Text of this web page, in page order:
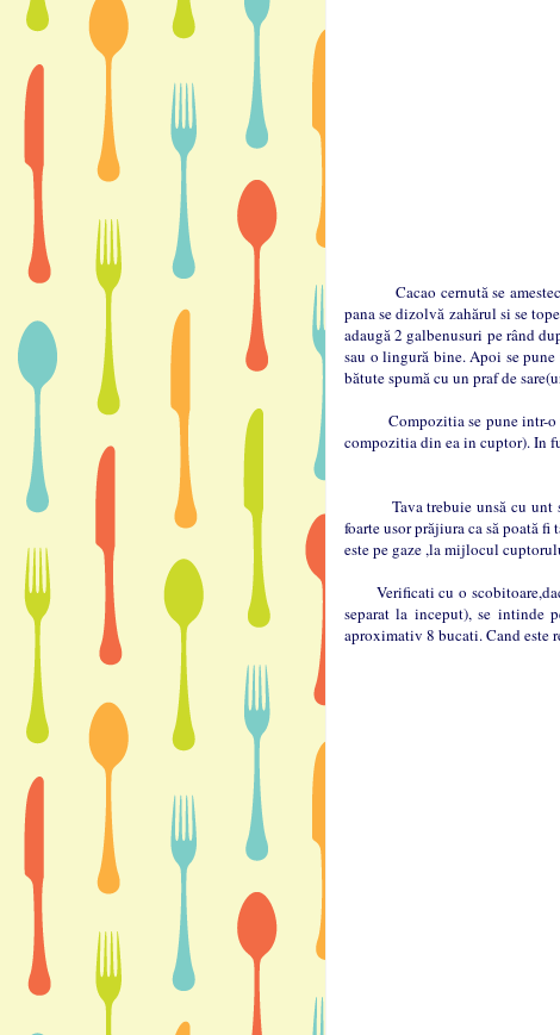
Cacao cernută se amestecă
pana se dizolvă zahărul si se
adaugă 2 galbenusuri pe rând
sau o lingură bine. Apoi se
bătute spumă cu un praf de
Compozitia se pune intr-o
compozitia din ea in cuptor). In
Tava trebuie unsă cu unt
foarte usor prăjiura ca să poată
este pe gaze ,la mijlocul
Verificati cu o
separat la inceput), se intinde
aproximativ 8 bucati. Cand este